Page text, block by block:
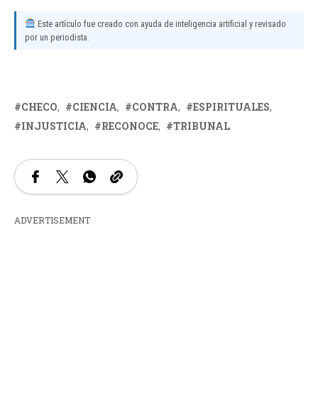
Este artículo fue creado con ayuda de inteligencia artificial y revisado
por un periodista.
CHECO CIENCIA CONTRA
ESPIRITUALES
INJUSTICIA
RECONOCE TRIBUNAL
ADVERTISEMENT